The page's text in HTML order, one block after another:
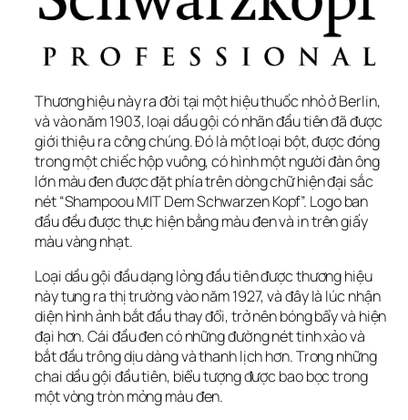
Thương hiệu này ra đời tại một hiệu thuốc nhỏ ở Berlin,
và vào năm 1903, loại dầu gội có nhãn đầu tiên đã được
giới thiệu ra công chúng. Đó là một loại bột, được đóng
trong một chiếc hộp vuông, có hình một người đàn ông
lớn màu đen được đặt phía trên dòng chữ hiện đại sắc
nét “Shampoou MIT Dem Schwarzen Kopf”. Logo ban
đầu đều được thực hiện bằng màu đen và in trên giấy
màu vàng nhạt.
Loại dầu gội đầu dạng lỏng đầu tiên được thương hiệu
này tung ra thị trường vào năm 1927, và đây là lúc nhận
diện hình ảnh bắt đầu thay đổi, trở nên bóng bẩy và hiện
đại hơn. Cái đầu đen có những đường nét tinh xảo và
bắt đầu trông dịu dàng và thanh lịch hơn. Trong những
chai dầu gội đầu tiên, biểu tượng được bao bọc trong
một vòng tròn mỏng màu đen.